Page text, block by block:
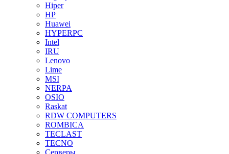
Hiper
HP
Huawei
HYPERPC
Intel
IRU
Lenovo
Lime
MSI
NERPA
OSIO
Raskat
RDW COMPUTERS
ROMBICA
TECLAST
TECNO